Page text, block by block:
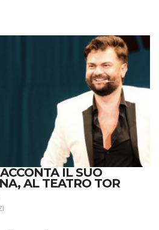
IL SUO
AL TEATRO TOR